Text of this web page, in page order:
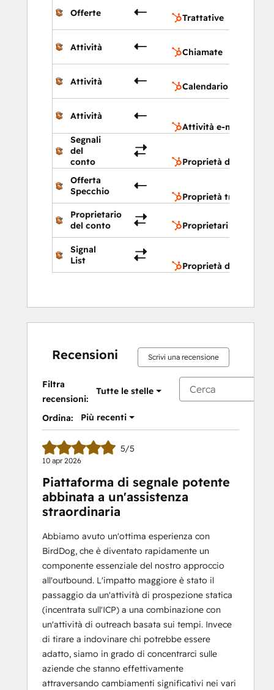
Offerte
Trattative
Attività
Chiamate
Attività
Calendario
Attività
Attività e-mail
Segnali
del
conto
Proprietà dell'azienda
Offerta
Specchio
Proprietà trattativa
Proprietario
del conto
Proprietari
Signal
List
Proprietà dell'azienda
Recensioni Scrivi una recensione
Filtra
recensioni:
Tutte le stelle
Ordina: Più recenti
5/5
10 apr 2026
Piattaforma di segnale potente
abbinata a un'assistenza
straordinaria
Abbiamo avuto un'ottima esperienza con
BirdDog, che è diventato rapidamente un
componente essenziale del nostro approccio
all'outbound. L'impatto maggiore è stato il
passaggio da un'attività di prospezione statica
(incentrata sull'ICP) a una combinazione con
un'attività di outreach basata sui tempi. Invece
di tirare a indovinare chi potrebbe essere
adatto, siamo in grado di concentrarci sulle
aziende che stanno effettivamente
attraversando cambiamenti significativi nei vari